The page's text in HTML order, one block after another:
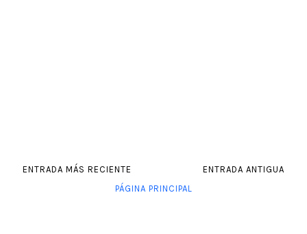
ENTRADA MÁS RECIENTE
ENTRADA ANTIGUA
PÁGINA PRINCIPAL